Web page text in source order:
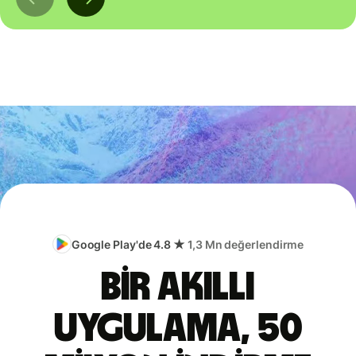
Google Play'de 4.8 ★ 1,3 Mn değerlendirme
Bir akıllı
uygulama, 50